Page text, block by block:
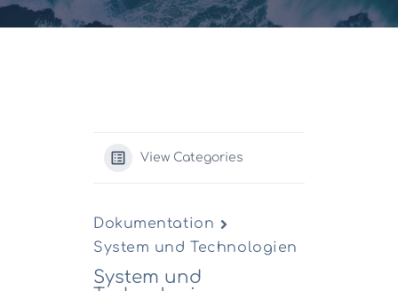
View Categories
Dokumentation
System und Technologien
System und